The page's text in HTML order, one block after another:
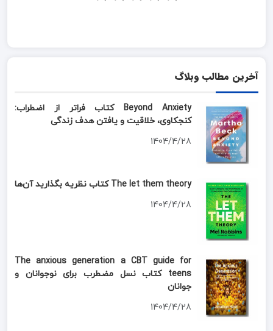
آخرین مطالب وبلاگ
Beyond Anxiety کتاب فراتر از اضطراب:
کنجکاوی، خلاقیت و یافتن هدف زندگی
1404/4/28
The let them theory کتاب نظریه بگذارید آن‌ها
1404/4/28
The anxious generation a CBT guide for
teens کتاب نسل مضطرب برای نوجوانان و
جوانان
1404/4/28